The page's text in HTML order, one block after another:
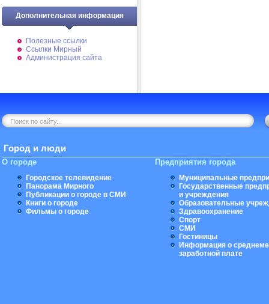
Дополнительная информация
Полезные ссылки
Ссылки Мирный
Администрация сайта
Город и люди
О городе
Городское телевидение
Панорама Мирного
Публикации о городе в СМИ
Книги о городе
Фильмы о городе
Предприятия города
Муниципальные
Государственные
и учреждения
Образовательные
Здравоохранение
Спорт
СМИ
Гостиницы
Информация о
заработной плате